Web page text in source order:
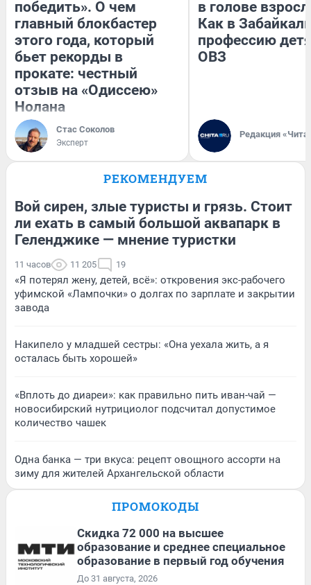
победить». О чем
главный блокбастер
этого года, который
бьет рекорды в
прокате: честный
отзыв на «Одиссею»
Нолана
Стас Соколов
Эксперт
в голове
Как в
профессию
ОВЗ
Редакция
РЕКОМЕНДУЕМ
Вой сирен, злые туристы и грязь. Стоит
ли ехать в самый большой аквапарк в
Геленджике — мнение туристки
11 часов 11 205 19
«Я потерял жену, детей, всё»: откровения экс-рабочего
уфимской «Лампочки» о долгах по зарплате и закрытии
завода
Накипело у младшей сестры: «Она уехала жить, а я
осталась быть хорошей»
«Вплоть до диареи»: как правильно пить иван-чай —
новосибирский нутрициолог подсчитал допустимое
количество чашек
Одна банка — три вкуса: рецепт овощного ассорти на
зиму для жителей Архангельской области
ПРОМОКОДЫ
Скидка 72 000 на высшее
образование и среднее специальное
образование в первый год обучения
До 31 августа, 2026